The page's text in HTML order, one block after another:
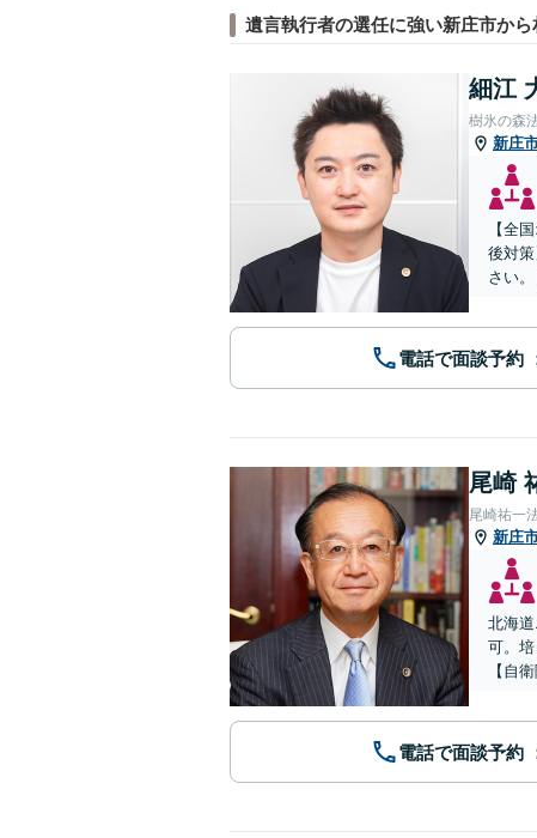
遺言執行者の選任に強い新庄市か
細江
樹氷の森
新庄
【全
後対
さい。
電話で面談予約
尾崎
尾崎祐一
新庄
北海
可。
【自
電話で面談予約